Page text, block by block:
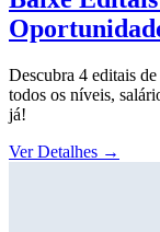
Descubra 4 editais
todos os níveis,
já!
Ver Detalhes →